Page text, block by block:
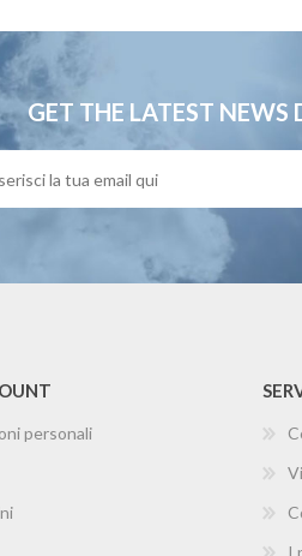
GET THE LATEST NEWS
personali
I